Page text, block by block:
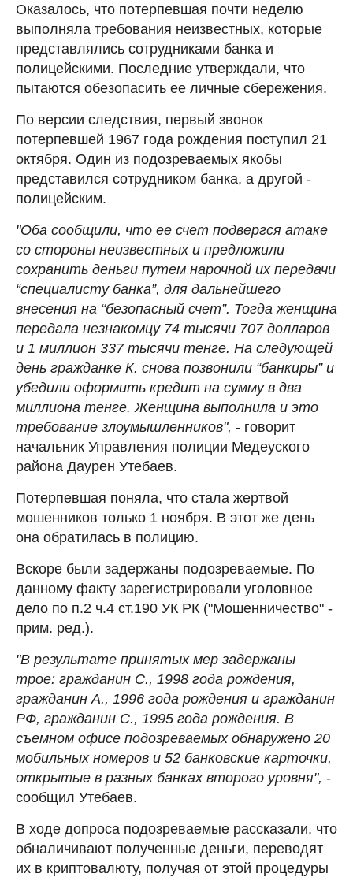
Оказалось, что потерпевшая почти неделю
выполняла требования неизвестных, которые
представлялись сотрудниками банка и
полицейскими. Последние утверждали, что
пытаются обезопасить ее личные сбережения.
По версии следствия, первый звонок
потерпевшей 1967 года рождения поступил 21
октября. Один из подозреваемых якобы
представился сотрудником банка, а другой -
полицейским.
"Оба сообщили, что ее счет подвергся атаке
со стороны неизвестных и предложили
сохранить деньги путем нарочной их передачи
“специалисту банка”, для дальнейшего
внесения на “безопасный счет”. Тогда женщина
передала незнакомцу 74 тысячи 707 долларов
и 1 миллион 337 тысячи тенге. На следующей
день гражданке К. снова позвонили “банкиры” и
убедили оформить кредит на сумму в два
миллиона тенге. Женщина выполнила и это
требование злоумышленников", - говорит
начальник Управления полиции Медеуского
района Даурен Утебаев.
Потерпевшая поняла, что стала жертвой
мошенников только 1 ноября. В этот же день
она обратилась в полицию.
Вскоре были задержаны подозреваемые. По
данному факту зарегистрировали уголовное
дело по п.2 ч.4 ст.190 УК РК ("Мошенничество" -
прим. ред.).
"В результате принятых мер задержаны
трое: гражданин С., 1998 года рождения,
гражданин А., 1996 года рождения и гражданин
РФ, гражданин С., 1995 года рождения. В
съемном офисе подозреваемых обнаружено 20
мобильных номеров и 52 банковские карточки,
открытые в разных банках второго уровня", -
сообщил Утебаев.
В ходе допроса подозреваемые рассказали, что
обналичивают полученные деньги, переводят
их в криптовалюту, получая от этой процедуры